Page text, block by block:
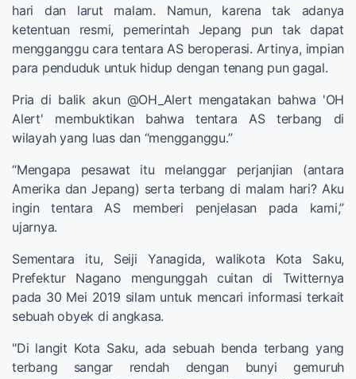
hari dan larut malam. Namun, karena tak adanya
ketentuan resmi, pemerintah Jepang pun tak dapat
mengganggu cara tentara AS beroperasi. Artinya, impian
para penduduk untuk hidup dengan tenang pun gagal.
Pria di balik akun @OH_Alert mengatakan bahwa 'OH
Alert' membuktikan bahwa tentara AS terbang di
wilayah yang luas dan “mengganggu.”
“Mengapa pesawat itu melanggar perjanjian (antara
Amerika dan Jepang) serta terbang di malam hari? Aku
ingin tentara AS memberi penjelasan pada kami,”
ujarnya.
Sementara itu, Seiji Yanagida, walikota Kota Saku,
Prefektur Nagano mengunggah cuitan di Twitternya
pada 30 Mei 2019 silam untuk mencari informasi terkait
sebuah obyek di angkasa.
"Di langit Kota Saku, ada sebuah benda terbang yang
terbang sangar rendah dengan bunyi gemuruh